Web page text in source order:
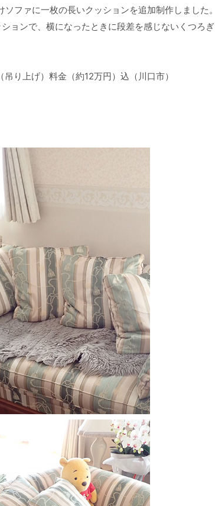
ソファに一枚の長いクッションを追加制作しました。
ョンで、横になったときに段差を感じないくつろぎ
り上げ）料金（約12万円）込（川口市）